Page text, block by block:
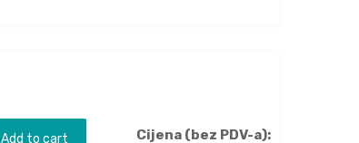
Add to cart Cijena (bez PDV-a):